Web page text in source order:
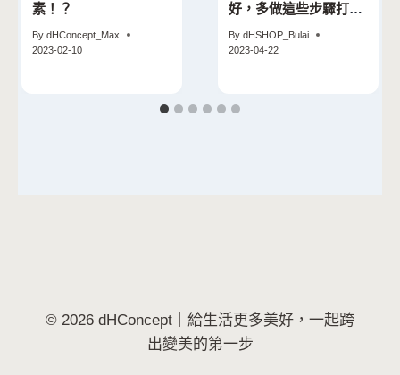
素！？
By dHConcept_Max
2023-02-10
好，多做這些步驟打造
By dHSHOP_Bulai
2023-04-22
© 2026 dHConcept｜給生活更多美好，一起跨
出變美的第一步